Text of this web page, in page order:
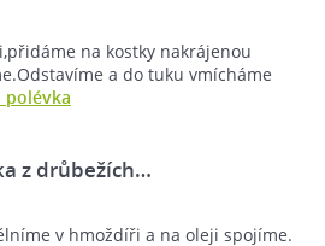
na kostky nakrájenou
a do tuku vmícháme
polévka
z drůbežích…
v hmoždíři a na oleji spojíme.